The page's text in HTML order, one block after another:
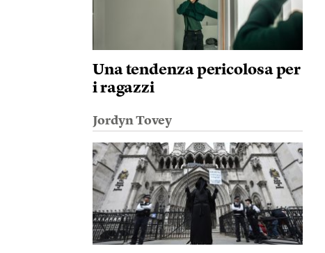
Una tendenza pericolosa per
i ragazzi
Jordyn Tovey